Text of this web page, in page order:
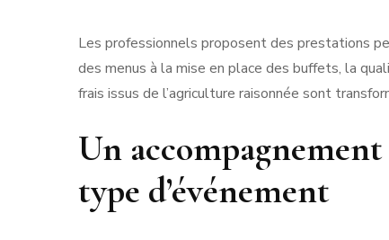
Les professionnels proposent des prestations
des menus à la mise en place des buffets, la
frais issus de l’agriculture raisonnée sont
Un
type d’événement